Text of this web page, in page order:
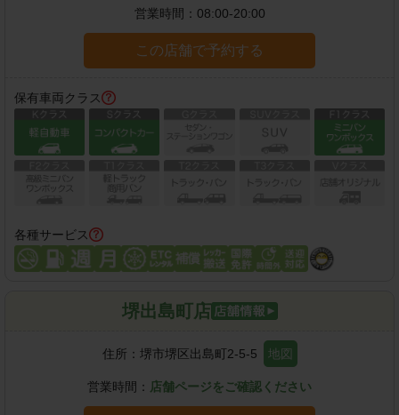
営業時間： 08:00-20:00
この店舗で予約する
保有車両クラス
各種サービス
堺出島町店
住所： 堺市堺区出島町2-5-5 地図
営業時間： 店舗ページをご確認ください